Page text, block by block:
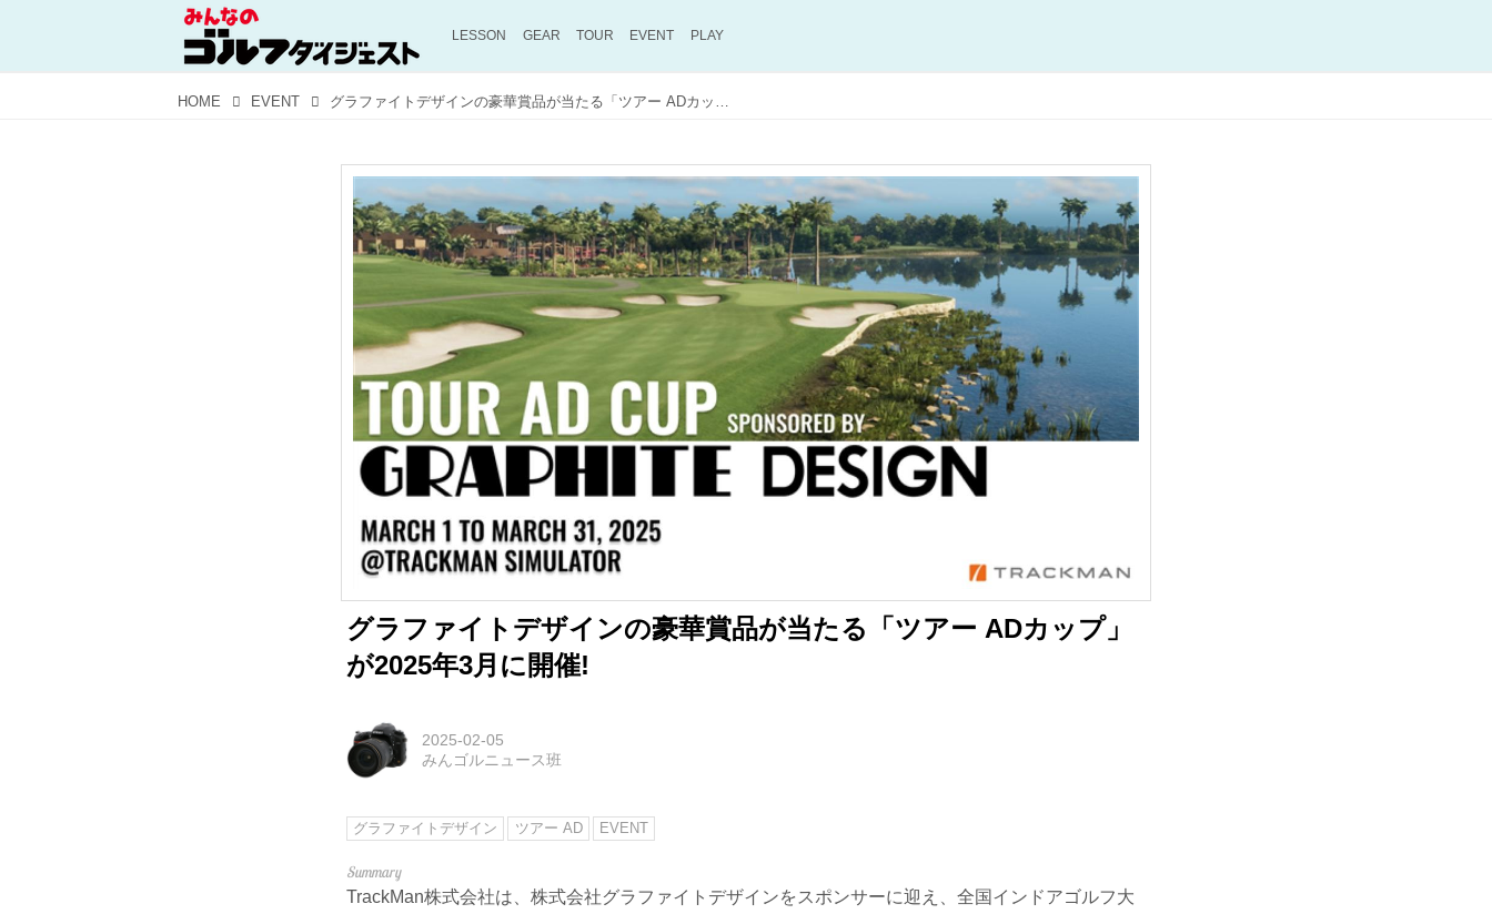
LESSON GEAR TOUR EVENT PLAY
HOME EVENT グラファイトデザインの豪華賞品が当たる「ツアー ADカップ」が2025年3月に開催!
グラファイトデザインの豪華賞品が当たる「ツアー ADカップ」
が2025年3月に開催!
2025-02-05
みんゴルニュース班
グラファイトデザイン ツアー AD EVENT
TrackMan株式会社は、株式会社グラファイトデザインをスポンサーに迎え、全国インドアゴルフ大